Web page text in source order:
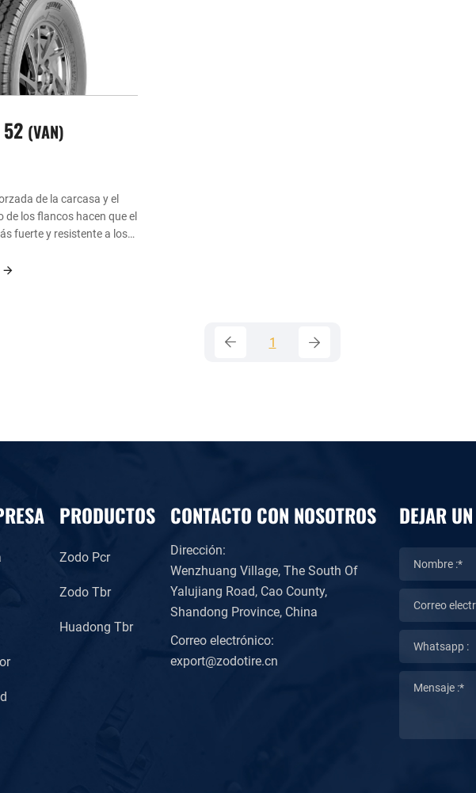
52 VAN
de la carcasa y el
de los flancos hacen que el
fuerte y resistente a los
1
PRODUCTOS
Zodo Pcr
Zodo Tbr
Huadong Tbr
CONTACTO CON NOSOTROS
Dirección:
Wenzhuang Village, The South Of
Yalujiang Road, Cao County,
Shandong Province, China
Correo electrónico:
export@zodotire.cn
DEJAR